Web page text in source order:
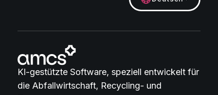
KI-gestützte Software, speziell entwickelt für
die Abfallwirtschaft, Recycling- und